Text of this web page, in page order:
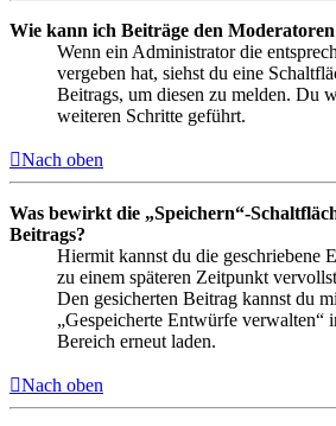
Wie kann ich Beiträge den Moderatoren
Wenn ein Administrator die
vergeben hat, siehst du eine
Beitrags, um diesen zu melden. Du
weiteren Schritte geführt.
Nach oben
Was bewirkt die „Speichern“-
Beitrags?
Hiermit kannst du die geschriebene
zu einem späteren Zeitpunkt
Den gesicherten Beitrag kannst du
„Gespeicherte Entwürfe verwalten“
Bereich erneut laden.
Nach oben